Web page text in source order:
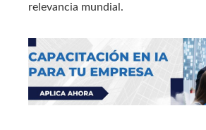
relevancia mundial.